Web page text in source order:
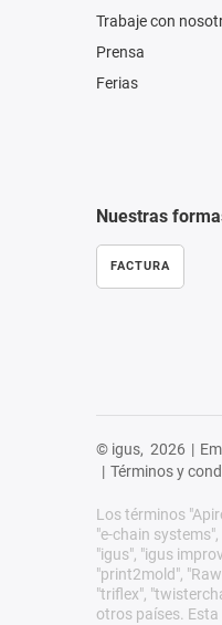
Trabaje con
Prensa
Ferias
Nuestras
FACTURA
© igus, 2026 |
| Términos y
Los términos
"e-chain systems",
"igus", "igus
"print2mold",
"triflex",
otros países. Esta